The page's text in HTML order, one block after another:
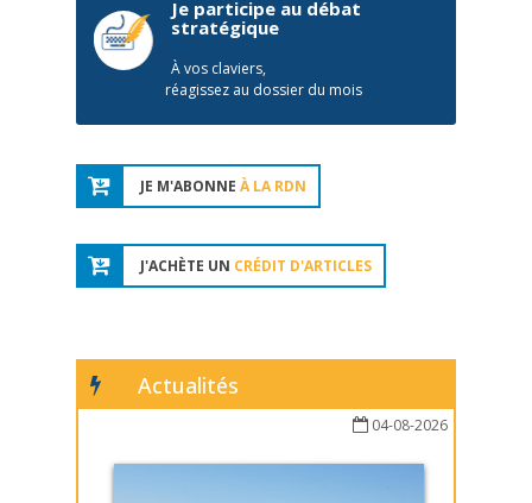
Je participe au débat
stratégique
À vos claviers,
réagissez au dossier du mois
JE M'ABONNE À LA RDN
J'ACHÈTE UN CRÉDIT D'ARTICLES
Actualités
04-08-2026